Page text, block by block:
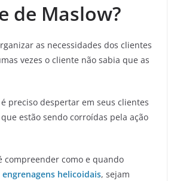
de Maslow?
as necessidades dos clientes
vezes o cliente não sabia que as
é preciso despertar em seus clientes
estão sendo corroídas pela ação
compreender como e quando
engrenagens helicoidais, sejam